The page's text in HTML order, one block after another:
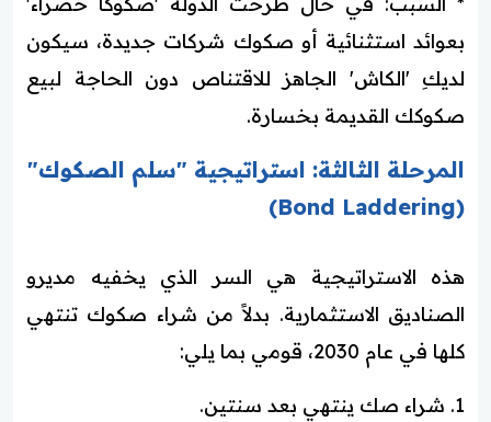
بعوائد استثنائية أو صكوك شركات جديدة، سيكون
لديكِ 'الكاش' الجاهز للاقتناص دون الحاجة لبيع
صكوكك القديمة بخسارة.
المرحلة الثالثة: استراتيجية "سلم الصكوك"
(Bond Laddering)
هذه الاستراتيجية هي السر الذي يخفيه مديرو
الصناديق الاستثمارية. بدلاً من شراء صكوك تنتهي
كلها في عام 2030، قومي بما يلي:
1. شراء صك ينتهي بعد سنتين.